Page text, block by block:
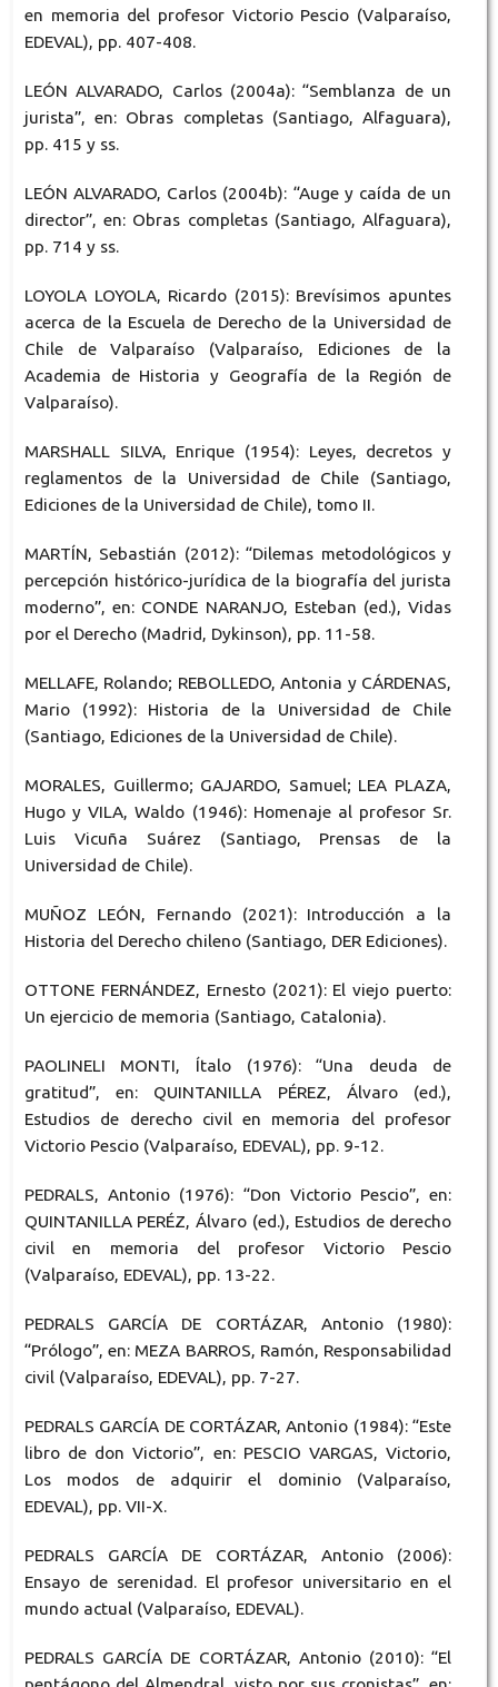
en memoria del profesor Victorio Pescio (Valparaíso,
EDEVAL), pp. 407-408.
LEÓN ALVARADO, Carlos (2004a): “Semblanza de un
jurista”, en: Obras completas (Santiago, Alfaguara),
pp. 415 y ss.
LEÓN ALVARADO, Carlos (2004b): “Auge y caída de un
director”, en: Obras completas (Santiago, Alfaguara),
pp. 714 y ss.
LOYOLA LOYOLA, Ricardo (2015): Brevísimos apuntes
acerca de la Escuela de Derecho de la Universidad de
Chile de Valparaíso (Valparaíso, Ediciones de la
Academia de Historia y Geografía de la Región de
Valparaíso).
MARSHALL SILVA, Enrique (1954): Leyes, decretos y
reglamentos de la Universidad de Chile (Santiago,
Ediciones de la Universidad de Chile), tomo II.
MARTÍN, Sebastián (2012): “Dilemas metodológicos y
percepción histórico-jurídica de la biografía del jurista
moderno”, en: CONDE NARANJO, Esteban (ed.), Vidas
por el Derecho (Madrid, Dykinson), pp. 11-58.
MELLAFE, Rolando; REBOLLEDO, Antonia y CÁRDENAS,
Mario (1992): Historia de la Universidad de Chile
(Santiago, Ediciones de la Universidad de Chile).
MORALES, Guillermo; GAJARDO, Samuel; LEA PLAZA,
Hugo y VILA, Waldo (1946): Homenaje al profesor Sr.
Luis Vicuña Suárez (Santiago, Prensas de la
Universidad de Chile).
MUÑOZ LEÓN, Fernando (2021): Introducción a la
Historia del Derecho chileno (Santiago, DER Ediciones).
OTTONE FERNÁNDEZ, Ernesto (2021): El viejo puerto:
Un ejercicio de memoria (Santiago, Catalonia).
PAOLINELI MONTI, Ítalo (1976): “Una deuda de
gratitud”, en: QUINTANILLA PÉREZ, Álvaro (ed.),
Estudios de derecho civil en memoria del profesor
Victorio Pescio (Valparaíso, EDEVAL), pp. 9-12.
PEDRALS, Antonio (1976): “Don Victorio Pescio”, en:
QUINTANILLA PERÉZ, Álvaro (ed.), Estudios de derecho
civil en memoria del profesor Victorio Pescio
(Valparaíso, EDEVAL), pp. 13-22.
PEDRALS GARCÍA DE CORTÁZAR, Antonio (1980):
“Prólogo”, en: MEZA BARROS, Ramón, Responsabilidad
civil (Valparaíso, EDEVAL), pp. 7-27.
PEDRALS GARCÍA DE CORTÁZAR, Antonio (1984): “Este
libro de don Victorio”, en: PESCIO VARGAS, Victorio,
Los modos de adquirir el dominio (Valparaíso,
EDEVAL), pp. VII-X.
PEDRALS GARCÍA DE CORTÁZAR, Antonio (2006):
Ensayo de serenidad. El profesor universitario en el
mundo actual (Valparaíso, EDEVAL).
PEDRALS GARCÍA DE CORTÁZAR, Antonio (2010): “El